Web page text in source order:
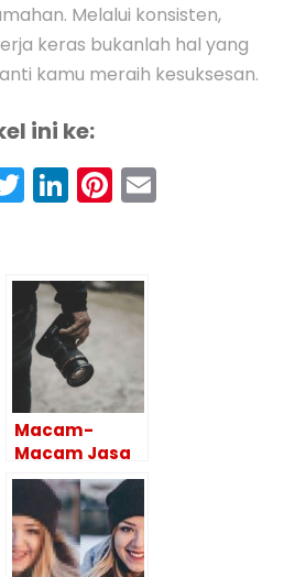
Melalui konsisten,
keras bukanlah hal yang
kamu meraih kesuksesan.
ini ke:
Twitter
LinkedIn
Pinterest
Macam-
Macam Jasa
Fotografi
Cocok Untuk
Bisnis